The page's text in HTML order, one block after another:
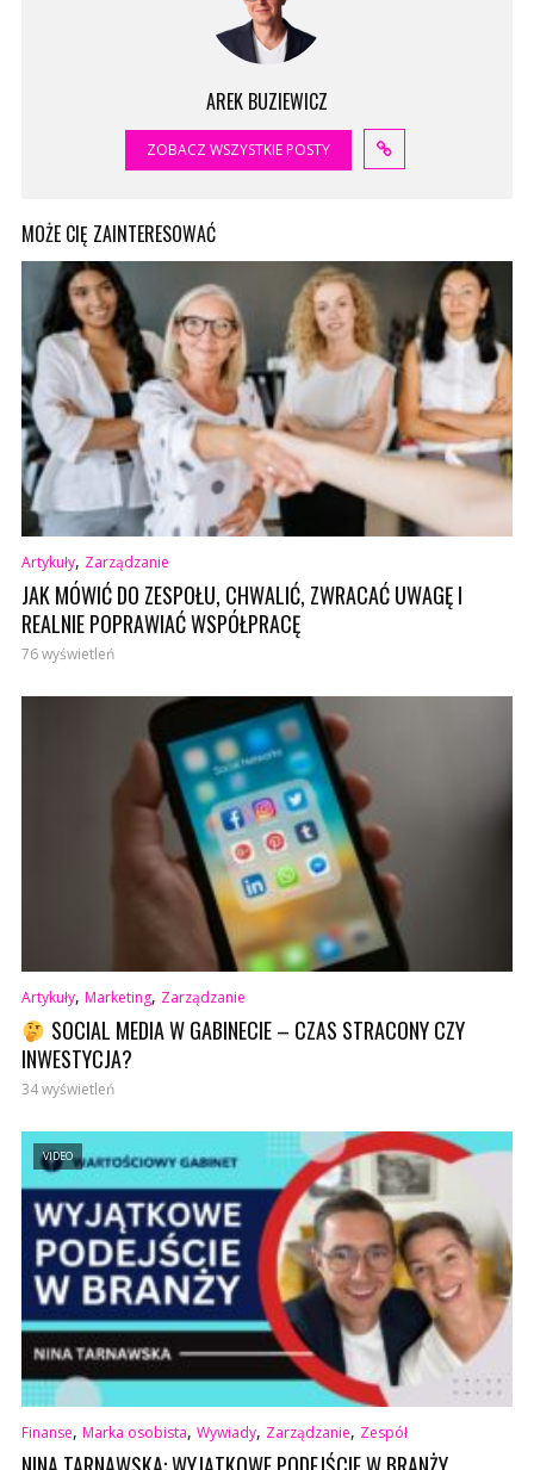
AREK BUZIEWICZ
ZOBACZ WSZYSTKIE POSTY
MOŻE CIĘ ZAINTERESOWAĆ
Artykuły, Zarządzanie
JAK MÓWIĆ DO ZESPOŁU, CHWALIĆ, ZWRACAĆ UWAGĘ I
REALNIE POPRAWIAĆ WSPÓŁPRACĘ
76 wyświetleń
Artykuły, Marketing, Zarządzanie
SOCIAL MEDIA W GABINECIE – CZAS STRACONY CZY
INWESTYCJA?
34 wyświetleń
VIDEO
Finanse, Marka osobista, Wywiady, Zarządzanie, Zespół